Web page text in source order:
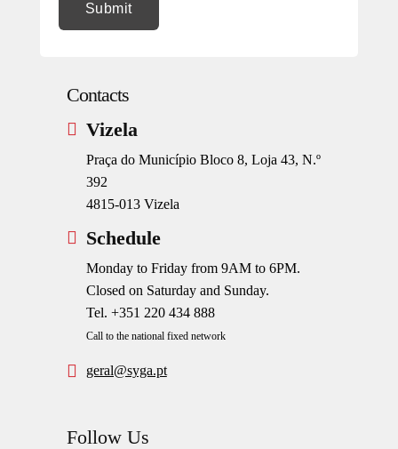
Contacts
Vizela
Praça do Município Bloco 8, Loja 43, N.º
392
4815-013 Vizela
Schedule
Monday to Friday from 9AM to 6PM.
Closed on Saturday and Sunday.
Tel. +351 220 434 888
Call to the national fixed network
geral@syga.pt
Follow Us